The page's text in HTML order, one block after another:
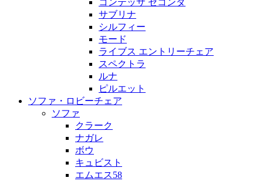
コンテッサ セコンダ
サブリナ
シルフィー
モード
ライブス エントリーチェア
スペクトラ
ルナ
ピルエット
ソファ・ロビーチェア
ソファ
クラーク
ナガレ
ボウ
キュビスト
エムエス58